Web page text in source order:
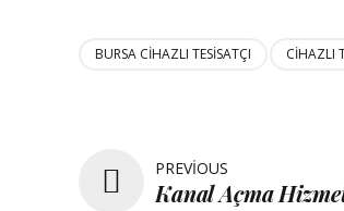
BURSA CIHAZLI TESISATÇI CIHAZLI
PREVIOUS
Kanal Açma